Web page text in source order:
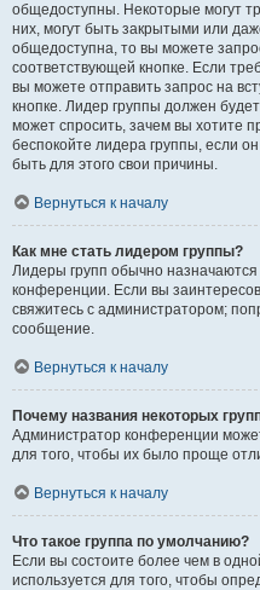
общедоступны. Некоторые могут
них, могут быть закрытыми или
общедоступна, то вы можете
соответствующей кнопке. Если
вы можете отправить запрос на
кнопке. Лидер группы должен
может спросить, зачем вы хотите
беспокойте лидера группы, если
быть для этого свои причины.
Вернуться к началу
Как мне стать лидером группы?
Лидеры групп обычно
конференции. Если вы
свяжитесь с администратором;
сообщение.
Вернуться к началу
Почему названия некоторых
Администратор конференции
для того, чтобы их было проще
Вернуться к началу
Что такое группа по умолчанию?
Если вы состоите более чем в
используется для того, чтобы